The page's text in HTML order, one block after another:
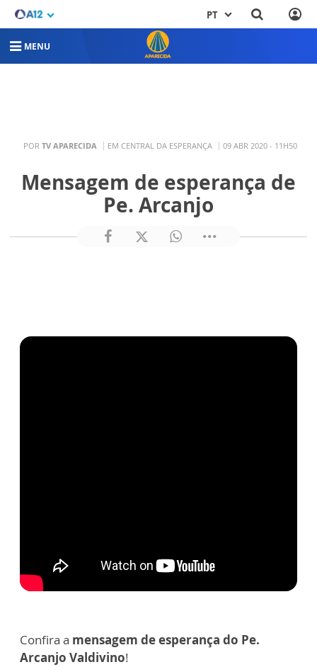
PT
MENU
POR TV APARECIDA EM CENTRAL DA ESPERANÇA 09 ABR 2020 - 11H50
Mensagem de esperança de
Pe. Arcanjo
Confira a mensagem de esperança do Pe.
Arcanjo Valdivino!